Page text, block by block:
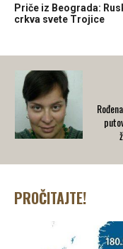
Priče iz Beograda:
crkva svete Trojice
PROČITAJTE!